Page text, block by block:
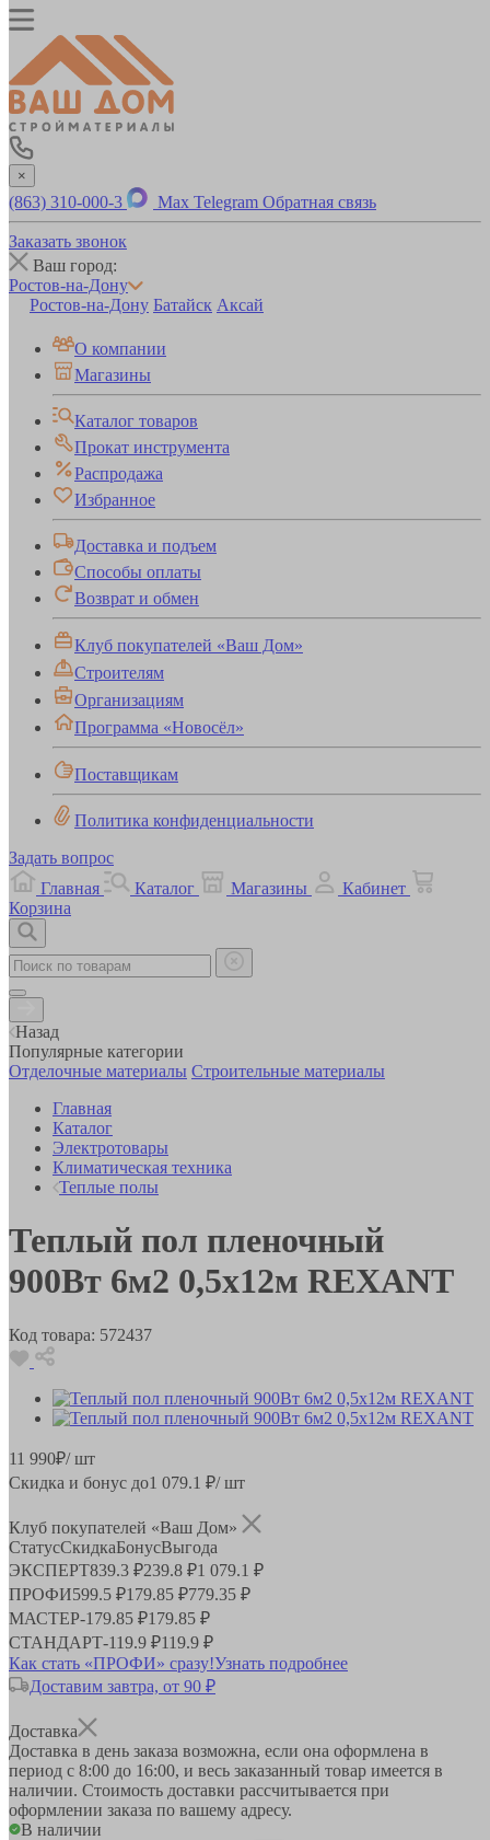
×
(863) 310-000-3 Max Telegram Обратная связь
Заказать звонок
Ваш город:
Ростов-на-Дону
Ростов-на-Дону Батайск Аксай
О компании
Магазины
Каталог товаров
Прокат инструмента
Распродажа
Избранное
Доставка и подъем
Способы оплаты
Возврат и обмен
Клуб покупателей «Ваш Дом»
Строителям
Организациям
Программа «Новосёл»
Поставщикам
Политика конфиденциальности
Задать вопрос
Главная
Каталог Магазины
Кабинет
Корзина
Назад
Популярные категории
Отделочные материалы Строительные материалы
Главная
Каталог
Электротовары
Климатическая техника
Теплые полы
Теплый пол пленочный
900Вт 6м2 0,5х12м REXANT
Код товара: 572437
11 990₽/ шт
Скидка и бонус до1 079.1 ₽/ шт
Клуб покупателей «Ваш Дом»
СтатусСкидкаБонусВыгода
ЭКСПЕРТ839.3 ₽239.8 ₽1 079.1 ₽
ПРОФИ599.5 ₽179.85 ₽779.35 ₽
МАСТЕР-179.85 ₽179.85 ₽
СТАНДАРТ-119.9 ₽119.9 ₽
Как стать «ПРОФИ» сразу!Узнать подробнее
Доставим завтра, от 90 ₽
Доставка
Доставка в день заказа возможна, если она оформлена в
период с 8:00 до 16:00, и весь заказанный товар имеется в
наличии. Стоимость доставки рассчитывается при
оформлении заказа по вашему адресу.
В наличии